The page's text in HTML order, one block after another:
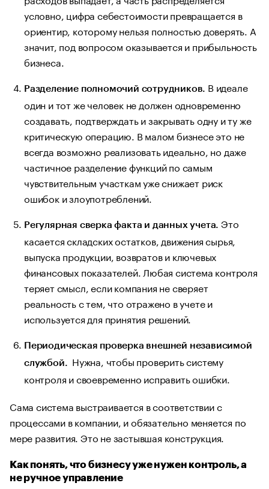
условно, цифра себестоимости превращается в
ориентир, которому нельзя полностью доверять. А
значит, под вопросом оказывается и прибыльность
бизнеса.
Разделение полномочий сотрудников. В идеале
один и тот же человек не должен одновременно
создавать, подтверждать и закрывать одну и ту же
критическую операцию. В малом бизнесе это не
всегда возможно реализовать идеально, но даже
частичное разделение функций по самым
чувствительным участкам уже снижает риск
ошибок и злоупотреблений.
Регулярная сверка факта и данных учета. Это
касается складских остатков, движения сырья,
выпуска продукции, возвратов и ключевых
финансовых показателей. Любая система контроля
теряет смысл, если компания не сверяет
реальность с тем, что отражено в учете и
используется для принятия решений.
Периодическая проверка внешней независимой
службой. Нужна, чтобы проверить систему
контроля и своевременно исправить ошибки.
Сама система выстраивается в соответствии с
процессами в компании, и обязательно меняется по
мере развития. Это не застывшая конструкция.
Как понять, что бизнесу уже нужен контроль, а
не ручное управление